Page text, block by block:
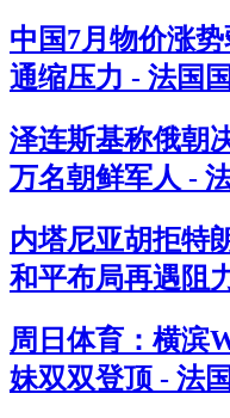
中国7月物价涨
通缩压力 - 法国
泽连斯基称俄朝
万名朝鲜军人 -
内塔尼亚胡拒特
和平布局再遇阻
周日体育：横滨
妹双双登顶 - 法